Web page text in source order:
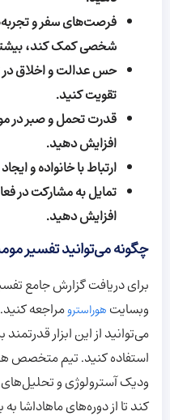
فرصت‌های سفر و
شخصی کمک کند،
حس عدالت و اخلاق در
تقویت کنید.
قدرت تحمل و صبر در
افزایش دهید.
ارتباط با خانواده و
تمایل به مشارکت در
افزایش دهید.
چگونه می‌توانید تفسیر
برای دریافت گزارش جامع
وبسایت هوراسترومراجعه
می‌توانید از این ابزار
استفاده کنید. تیم متخصص
ودیک آسترولوژی و
کند تا از دوره‌های ماهاداشا